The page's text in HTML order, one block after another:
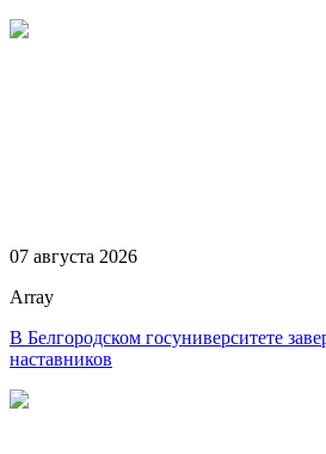
07 августа 2026
Array
В Белгородском госуниверситете
наставников